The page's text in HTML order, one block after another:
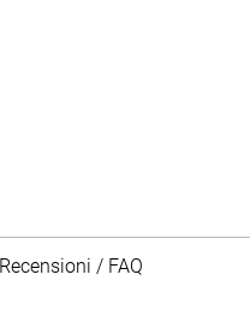
Recensioni / FAQ